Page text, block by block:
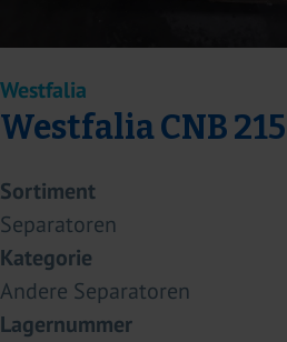
Westfalia
Westfalia CNB
Sortiment
Separatoren
Kategorie
Andere Separatoren
Lagernummer